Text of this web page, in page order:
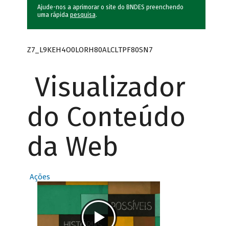
Ajude-nos a aprimorar o site do BNDES preenchendo
uma rápida pesquisa.
Z7_L9KEH4O0LORH80ALCLTPF80SN7
Visualizador
do Conteúdo
da Web
Ações